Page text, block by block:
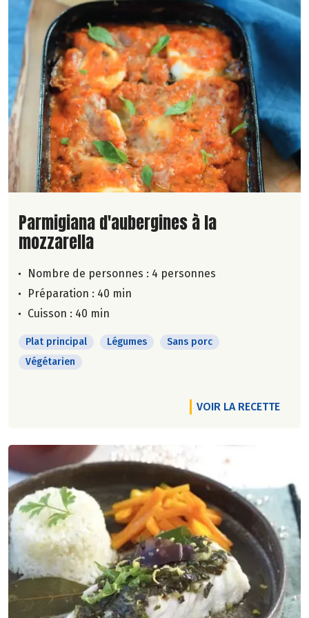
Lire la suite de la recette
Parmigiana d'aubergines à la
mozzarella
Nombre de personnes : 4 personnes
Préparation : 40 min
Cuisson : 40 min
Plat principal Légumes
Sans porc
Végétarien
VOIR LA RECETTE